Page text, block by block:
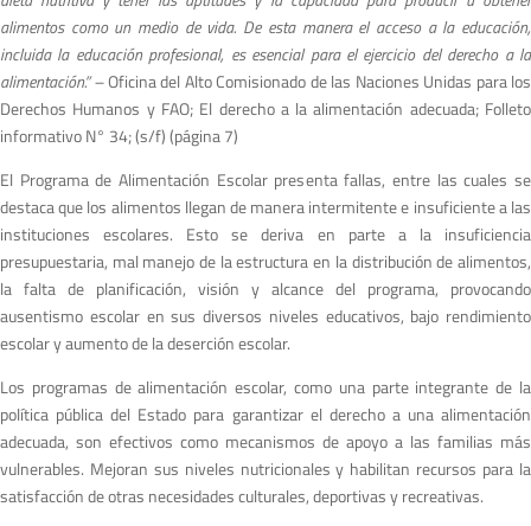
alimentos como un medio de vida. De esta manera el acceso a la educación,
incluida la educación profesional, es esencial para el ejercicio del derecho a la
alimentación.” –Oficina del Alto Comisionado de las Naciones Unidas para los
Derechos Humanos y FAO; El derecho a la alimentación adecuada; Folleto
informativo N° 34; (s/f) (página 7)
El Programa de Alimentación Escolar presenta fallas, entre las cuales se
destaca que los alimentos llegan de manera intermitente e insuficiente a las
instituciones escolares. Esto se deriva en parte a la insuficiencia
presupuestaria, mal manejo de la estructura en la distribución de alimentos,
la falta de planificación, visión y alcance del programa, provocando
ausentismo escolar en sus diversos niveles educativos, bajo rendimiento
escolar y aumento de la deserción escolar.
Los programas de alimentación escolar, como una parte integrante de la
política pública del Estado para garantizar el derecho a una alimentación
adecuada, son efectivos como mecanismos de apoyo a las familias más
vulnerables. Mejoran sus niveles nutricionales y habilitan recursos para la
satisfacción de otras necesidades culturales, deportivas y recreativas.